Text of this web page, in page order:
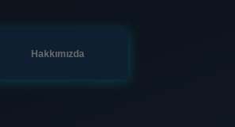
Hakkımızda